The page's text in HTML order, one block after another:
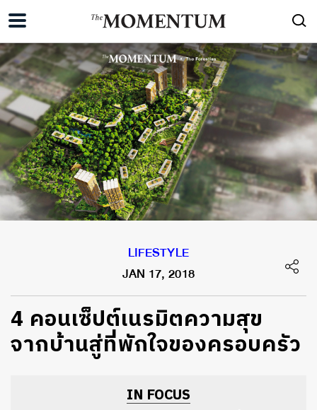
LIFESTYLE
JAN 17, 2018
4 คอนเซ็ปต์เนรมิตความสุข
จากบ้านสู่ที่พักใจของครอบครัว
IN FOCUS